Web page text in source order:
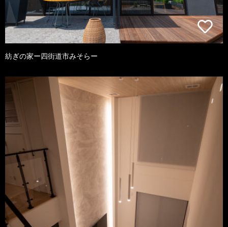
紡ぎの家ー四街道市みそらー